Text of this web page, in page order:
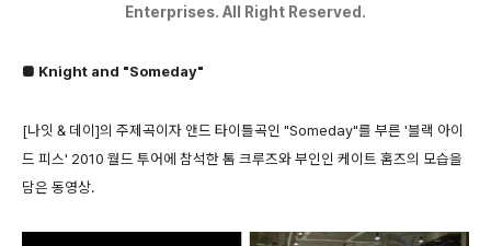
Enterprises. All Right Reserved.
■ Knight and "Someday"
[나잇 & 데이]의 주제곡이자 앤드 타이틀곡인 "Someday"를 부른 '블랙 아이
드 피스' 2010 월드 투어에 참석한 톰 크루즈와 부인인 케이트 홈즈의 모습을
담은 동영상.